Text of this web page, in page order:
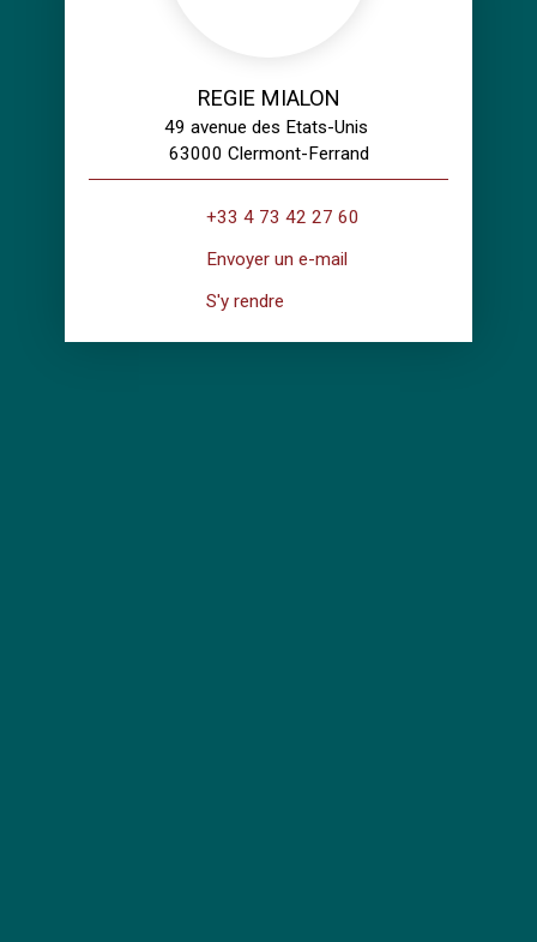
REGIE MIALON
49 avenue des Etats-Unis
63000 Clermont-Ferrand
+33 4 73 42 27 60
Envoyer un e-mail
S'y rendre